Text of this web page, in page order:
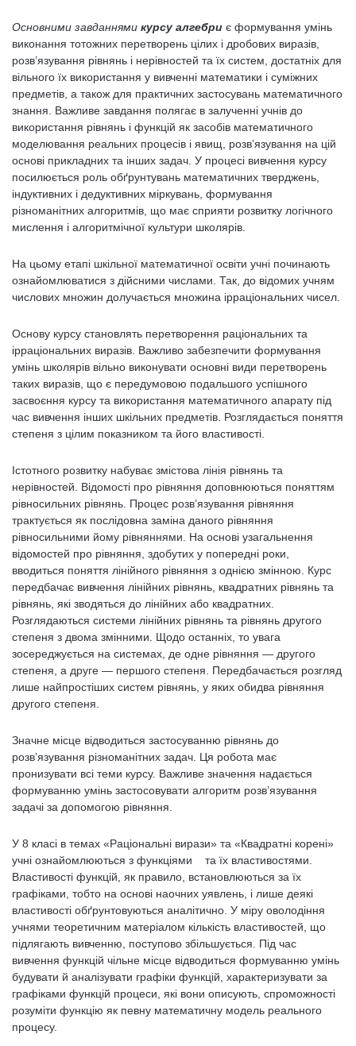
Основними завданнями курсу алгебри є формування умінь
виконання тотожних перетворень цілих і дробових виразів,
розв’язування рівнянь і нерівностей та їх систем, достатніх для
вільного їх використання у вивченні математики і суміжних
предметів, а також для практичних застосувань математичного
знання. Важливе завдання полягає в залученні учнів до
використання рівнянь і функцій як засобів математичного
моделювання реальних процесів і явищ, розв’язування на цій
основі прикладних та інших задач. У процесі вивчення курсу
посилюється роль обґрунтувань математичних тверджень,
індуктивних і дедуктивних міркувань, формування
різноманітних алгоритмів, що має сприяти розвитку логічного
мислення і алгоритмічної культури школярів.
На цьому етапі шкільної математичної освіти учні починають
ознайомлюватися з дійсними числами. Так, до відомих учням
числових множин долучається множина ірраціональних чисел.
Основу курсу становлять перетворення раціональних та
ірраціональних виразів. Важливо забезпечити формування
умінь школярів вільно виконувати основні види перетворень
таких виразів, що є передумовою подальшого успішного
засвоєння курсу та використання математичного апарату під
час вивчення інших шкільних предметів. Розглядається поняття
степеня з цілим показником та його властивості.
Істотного розвитку набуває змістова лінія рівнянь та
нерівностей. Відомості про рівняння доповнюються поняттям
рівносильних рівнянь. Процес розв’язування рівняння
трактується як послідовна заміна даного рівняння
рівносильними йому рівняннями. На основі узагальнення
відомостей про рівняння, здобутих у попередні роки,
вводиться поняття лінійного рівняння з однією змінною. Курс
передбачає вивчення лінійних рівнянь, квадратних рівнянь та
рівнянь, які зводяться до лінійних або квадратних.
Розглядаються системи лінійних рівнянь та рівнянь другого
степеня з двома змінними. Щодо останніх, то увага
зосереджується на системах, де одне рівняння — другого
степеня, а друге — першого степеня. Передбачається розгляд
лише найпростіших систем рівнянь, у яких обидва рівняння
другого степеня.
Значне місце відводиться застосуванню рівнянь до
розв’язування різноманітних задач. Ця робота має
пронизувати всі теми курсу. Важливе значення надається
формуванню умінь застосовувати алгоритм розв’язування
задачі за допомогою рівняння.
У 8 класі в темах «Раціональні вирази» та «Квадратні корені»
учні ознайомлюються з функціями та їх властивостями.
Властивості функцій, як правило, встановлюються за їх
графіками, тобто на основі наочних уявлень, і лише деякі
властивості обґрунтовуються аналітично. У міру оволодіння
учнями теоретичним матеріалом кількість властивостей, що
підлягають вивченню, поступово збільшується. Під час
вивчення функцій чільне місце відводиться формуванню умінь
будувати й аналізувати графіки функцій, характеризувати за
графіками функцій процеси, які вони описують, спроможності
розуміти функцію як певну математичну модель реального
процесу.